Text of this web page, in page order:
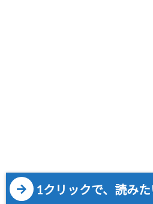
1クリックで、読み